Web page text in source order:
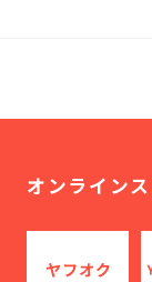
オンライン